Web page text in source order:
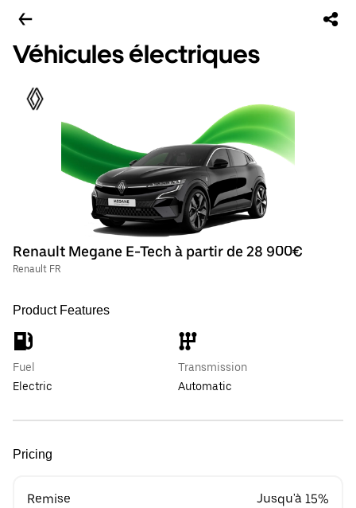
Véhicules électriques
Renault Megane E-Tech à partir de 28 900€
Renault FR
Product Features
Fuel
Electric
Transmission
Automatic
Pricing
Remise Jusqu'à 15%